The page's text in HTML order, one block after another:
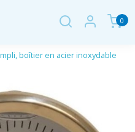
0
boîtier en acier inoxydable